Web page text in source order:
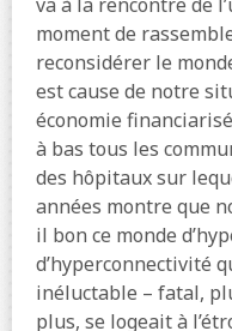
moment de
reconsidérer le
est cause de notre
économie
à bas tous les
des hôpitaux sur
années montre que
il bon ce monde
d’hyperconnectivité
inéluctable – fatal,
plus, se logeait à